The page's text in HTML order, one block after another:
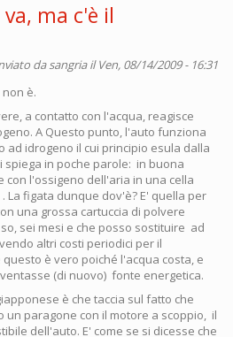
ma c'è il
dasangriail Ven, 08/14/2009 - 16:31
è.
a contatto con l'acqua, reagisce
A Questo punto, l'auto funziona
ad idrogeno il cui principio esula dalla
in poche parole: in buona
con l'ossigeno dell'aria in una cella
La figata dunque dov'è? E' quella per
una grossa cartuccia di polvere
sei mesi e che posso sostituire ad
altri costi periodici per il
è vero poiché l'acqua costa, e
(di nuovo) fonte energetica.
è che taccia sul fatto che
un paragone con il motore a scoppio, il
dell'auto. E' come se si dicesse che